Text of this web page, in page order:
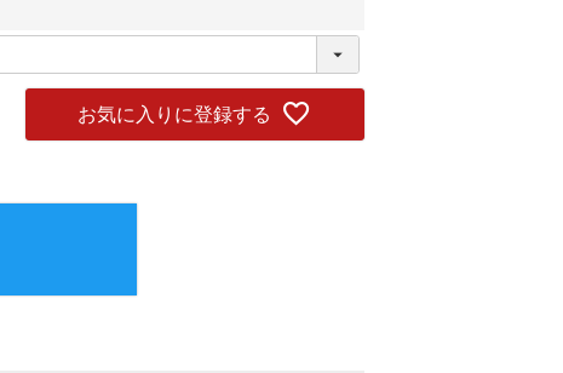
お気に入りに登録する